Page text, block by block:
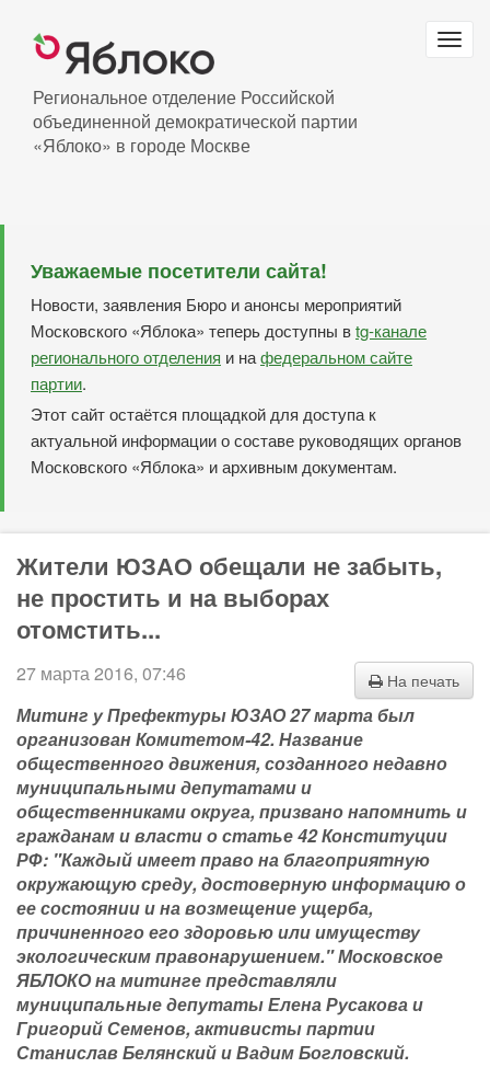
основному
Региональное отделение Российской
объединенной демократической партии
«Яблоко» в городе Москве
Уважаемые посетители сайта!
Новости, заявления Бюро и анонсы мероприятий
Московского «Яблока» теперь доступны вtg-канале
регионального отделения и нафедеральном сайте
партии.
Этот сайт остаётся площадкой для доступа к
актуальной информации о составе руководящих органов
Московского «Яблока» и архивным документам.
Жители ЮЗАО обещали не забыть,
не простить и на выборах
отомстить...
На печать
27 марта 2016, 07:46
Митинг у Префектуры ЮЗАО 27 марта был
организован Комитетом-42. Название
общественного движения, созданного недавно
муниципальными депутатами и
общественниками округа, призвано напомнить и
гражданам и власти о статье 42 Конституции
РФ: "Каждый имеет право на благоприятную
окружающую среду, достоверную информацию о
ее состоянии и на возмещение ущерба,
причиненного его здоровью или имуществу
экологическим правонарушением." Московское
ЯБЛОКО на митинге представляли
муниципальные депутаты Елена Русакова и
Григорий Семенов, активисты партии
Станислав Белянский и Вадим Богловский.